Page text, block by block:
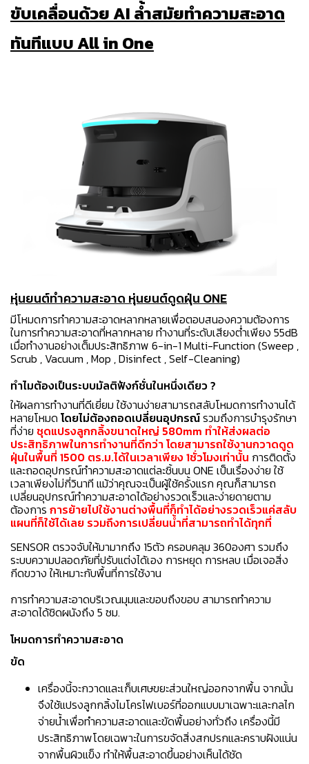
ขับเคลื่อนด้วย AI ล้ำสมัยทำความสะอาด
ทันทีแบบ All in One
หุ่นยนต์ทำความสะอาด หุ่นยนต์ดูดฝุ่น ONE
มีโหมดการทำความสะอาดหลากหลายเพื่อตอบสนองความต้องการ
ในการทำความสะอาดที่หลากหลาย ทำงานที่ระดับเสียงต่ำเพียง 55dB
เมื่อทำงานอย่างเต็มประสิทธิภาพ 6-in-1 Multi-Function (Sweep ,
Scrub , Vacuum , Mop , Disinfect , Self-Cleaning)
ทำไมต้องเป็นระบบมัลติฟังก์ชั่นในหนึ่งเดียว ?
ให้ผลการทำงานที่ดีเยี่ยม ใช้งานง่ายสามารถสลับโหมดการทำงานได้
หลายโหมด โดยไม่ต้องถอดเปลี่ยนอุปกรณ์รวมถึงการบำรุงรักษา
ที่ง่าย ชุดแปรงลูกกลิ้งขนาดใหญ่ 580mm ทำให้ส่งผลต่อ
ประสิทธิภาพในการทำงานที่ดีกว่า โดยสามารถใช้งานกวาดดูด
ฝุ่นในพื้นที่ 1500 ตร.ม.ได้ในเวลาเพียง 1ชั่วโมงเท่านั้น การติดตั้ง
และถอดอุปกรณ์ทำความสะอาดแต่ละชิ้นบน ONE เป็นเรื่องง่าย ใช้
เวลาเพียงไม่กี่วินาที แม้ว่าคุณจะเป็นผู้ใช้ครั้งแรก คุณก็สามารถ
เปลี่ยนอุปกรณ์ทำความสะอาดได้อย่างรวดเร็วและง่ายดายตาม
ต้องการ การย้ายไปใช้งานต่างพื้นที่ก็ทำได้อย่างรวดเร็วแค่สลับ
แผนที่ก็ใช้ได้เลย รวมถึงการเปลี่ยนน้ำที่สามารถทำได้ทุกที่
SENSOR ตรวจจับให้มามากถึง 15ตัว ครอบคลุม 360องศา รวมถึง
ระบบความปลอดภัยที่ปรับแต่งได้เอง การหยุด การหลบ เมื่อเจอสิ่ง
กีดขวาง ให้เหมาะกับพื้นที่การใช้งาน
การทำความสะอาดบริเวณมุมและขอบถึงขอบ สามารถทำความ
สะอาดได้ชิดผนังถึง 5 ซม.
โหมดการทำความสะอาด
ขัด
เครื่องนี้จะกวาดและเก็บเศษขยะส่วนใหญ่ออกจากพื้น จากนั้น
จึงใช้แปรงลูกกลิ้งไมโครไฟเบอร์ที่ออกแบบมาเฉพาะและกลไก
จ่ายน้ำเพื่อทำความสะอาดและขัดพื้นอย่างทั่วถึง เครื่องนี้มี
ประสิทธิภาพโดยเฉพาะในการขจัดสิ่งสกปรกและคราบฝังแน่น
จากพื้นผิวแข็ง ทำให้พื้นสะอาดขึ้นอย่างเห็นได้ชัด